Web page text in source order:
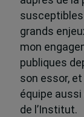
susceptibles
grands
mon
publiques
son essor,
équipe
de l’Institut.